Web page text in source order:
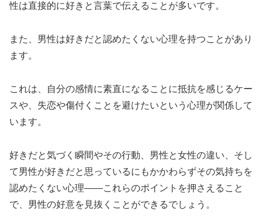
性は直接的に好きと言葉で伝えることが多いです。
また、男性は好きだと認めたくない心理を持つことがあり
ます。
これは、自分の感情に素直になることに抵抗を感じるケー
スや、失恋や傷付くことを避けたいという心理が関係して
います。
好きだと気づく瞬間やその行動、男性と女性の違い、そし
て男性が好きだと思っているにもかかわらずその気持ちを
認めたくない心理――これらのポイントを押さえること
で、男性の好意を見抜くことができるでしょう。